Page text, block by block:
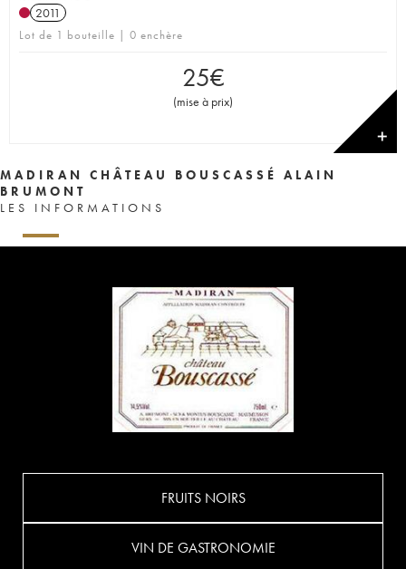
2011
Lot de 1 bouteille | 0 enchère
25€
(mise à prix)
✕
MADIRAN CHÂTEAU BOUSCASSÉ ALAIN
BRUMONT
LES INFORMATIONS
FRUITS NOIRS
VIN DE GASTRONOMIE